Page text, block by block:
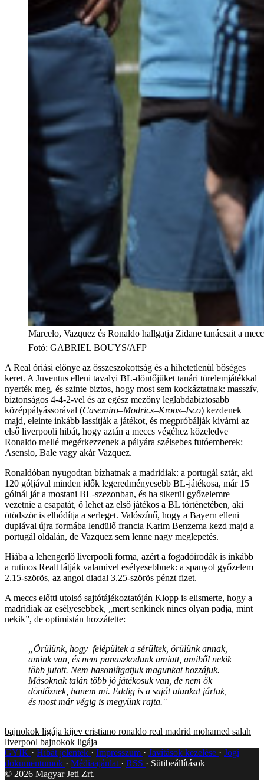
Marcelo, Vazquez és Ronaldo hallgatja Zidane tanácsait a
Fotó: GABRIEL BOUYS/AFP
A Real óriási előnye az összeszokottság és a hihetetlenül bőséges
keret. A Juventus elleni tavalyi BL-döntőjüket tanári türelemjátékkal
nyerték meg, és szinte biztos, hogy most sem kockáztatnak: masszív,
biztonságos 4-4-2-vel és az egész mezőny leglabdabiztosabb
középpályássorával (Casemiro–Modrics–Kroos–Isco) kezdenek
majd, eleinte inkább lassítják a játékot, és megpróbálják kivárni az
első liverpooli hibát, hogy aztán a meccs végéhez közeledve
Ronaldo mellé megérkezzenek a pályára szélsebes futóemberek:
Asensio, Bale vagy akár Vazquez.
Ronaldóban nyugodtan bízhatnak a madridiak: a portugál sztár, aki
120 góljával minden idők legeredményesebb BL-játékosa, már 15
gólnál jár a mostani BL-szezonban, és ha sikerül győzelemre
vezetnie a csapatát, ő lehet az első játékos a BL történetében, aki
ötödször is elhódítja a serleget. Valószínű, hogy a Bayern elleni
duplával újra formába lendülő francia Karim Benzema kezd majd a
portugál oldalán, de Vazquez sem lenne nagy meglepetés.
Hiába a lehengerlő liverpooli forma, azért a fogadóirodák is inkább
a rutinos Realt látják valamivel esélyesebbnek: a spanyol győzelem
2.15-szörös, az angol diadal 3.25-szörös pénzt fizet.
A meccs előtti utolsó sajtótájékoztatóján Klopp is elismerte, hogy a
madridiak az esélyesebbek, „mert senkinek nincs olyan padja, mint
nekik”, de optimistán hozzátette:
„Örülünk, hogy felépültek a sérültek, örülünk annak,
amink van, és nem panaszkodunk amiatt, amiből nekik
több jutott. Nem hasonlítgatjuk magunkat hozzájuk.
Másoknak talán több jó játékosuk van, de nem ők
döntőznek, hanem mi. Eddig is a saját utunkat jártuk,
és most már végig is megyünk rajta."
bajnokok ligája kijev cristiano ronaldo real madrid mohamed salah
liverpool bajnokok ligája
GYIK
Hibát jelentek Impresszum Javítások kezelése
Jogi
dokumentumok
Médiaajánlat RSS
Sütibeállítások
© 2026 Magyar Jeti Zrt.